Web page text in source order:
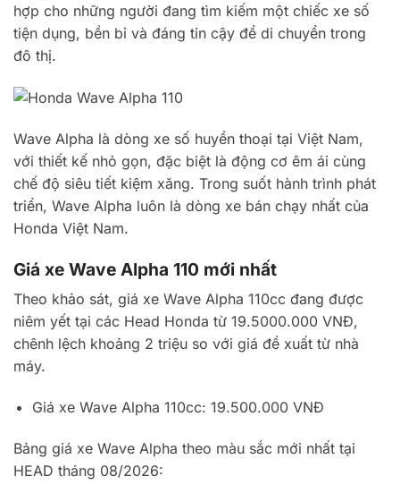
hợp cho những người đang tìm kiếm một chiếc xe số
tiện dụng, bền bỉ và đáng tin cậy để di chuyển trong
đô thị.
Wave Alpha là dòng xe số huyền thoại tại Việt Nam,
với thiết kế nhỏ gọn, đặc biệt là động cơ êm ái cùng
chế độ siêu tiết kiệm xăng. Trong suốt hành trình phát
triển, Wave Alpha luôn là dòng xe bán chạy nhất của
Honda Việt Nam.
Giá xe Wave Alpha 110 mới nhất
Theo khảo sát, giá xe Wave Alpha 110cc đang được
niêm yết tại các Head Honda từ 19.5000.000 VNĐ,
chênh lệch khoảng 2 triệu so với giá đề xuất từ nhà
máy.
Giá xe Wave Alpha 110cc: 19.500.000 VNĐ
Bảng giá xe Wave Alpha theo màu sắc mới nhất tại
HEAD tháng 08/2026: